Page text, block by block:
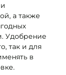
а также
Удобрение
так и для
в